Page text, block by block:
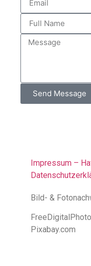
Send Message
Impressum –
Bild- &
Pixabay.com